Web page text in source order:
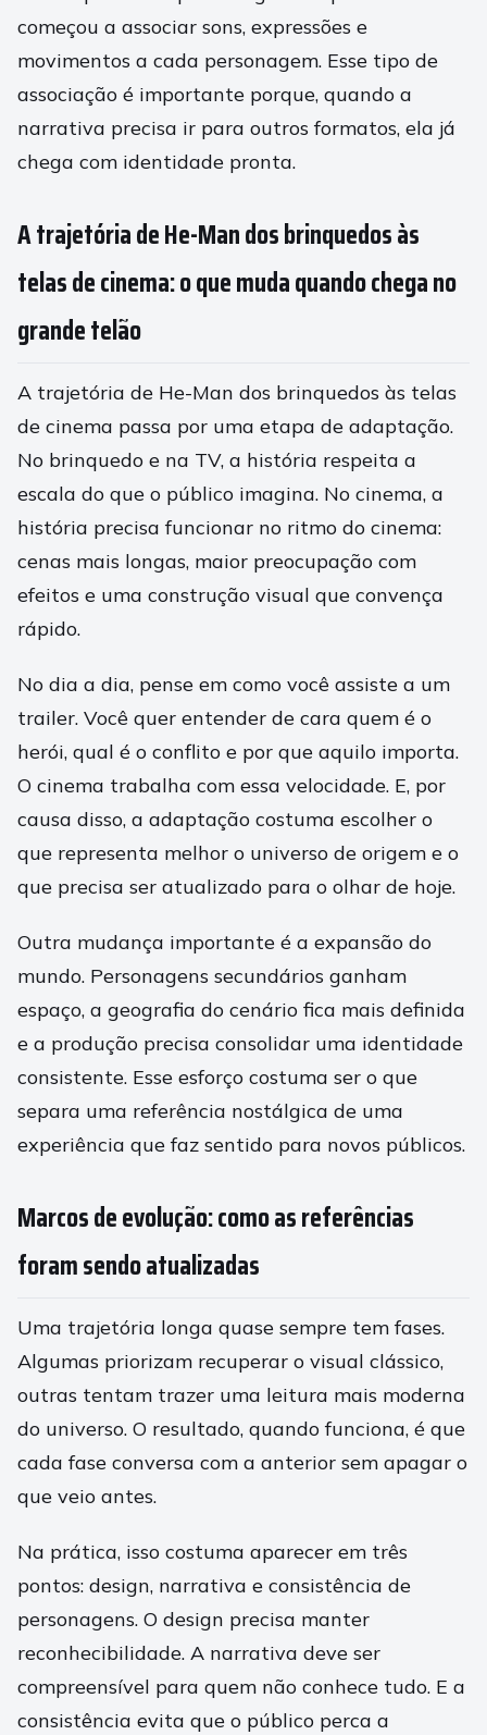
começou a associar sons, expressões e
movimentos a cada personagem. Esse tipo de
associação é importante porque, quando a
narrativa precisa ir para outros formatos, ela já
chega com identidade pronta.
A trajetória de He-Man dos brinquedos às
telas de cinema: o que muda quando chega no
grande telão
A trajetória de He-Man dos brinquedos às telas
de cinema passa por uma etapa de adaptação.
No brinquedo e na TV, a história respeita a
escala do que o público imagina. No cinema, a
história precisa funcionar no ritmo do cinema:
cenas mais longas, maior preocupação com
efeitos e uma construção visual que convença
rápido.
No dia a dia, pense em como você assiste a um
trailer. Você quer entender de cara quem é o
herói, qual é o conflito e por que aquilo importa.
O cinema trabalha com essa velocidade. E, por
causa disso, a adaptação costuma escolher o
que representa melhor o universo de origem e o
que precisa ser atualizado para o olhar de hoje.
Outra mudança importante é a expansão do
mundo. Personagens secundários ganham
espaço, a geografia do cenário fica mais definida
e a produção precisa consolidar uma identidade
consistente. Esse esforço costuma ser o que
separa uma referência nostálgica de uma
experiência que faz sentido para novos públicos.
Marcos de evolução: como as referências
foram sendo atualizadas
Uma trajetória longa quase sempre tem fases.
Algumas priorizam recuperar o visual clássico,
outras tentam trazer uma leitura mais moderna
do universo. O resultado, quando funciona, é que
cada fase conversa com a anterior sem apagar o
que veio antes.
Na prática, isso costuma aparecer em três
pontos: design, narrativa e consistência de
personagens. O design precisa manter
reconhecibilidade. A narrativa deve ser
compreensível para quem não conhece tudo. E a
consistência evita que o público perca a